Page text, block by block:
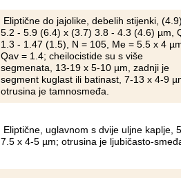
Eliptične do jajolike, debelih stijenki,
5.2 - 5.9 (6.4) x (3.7) 3.8 - 4.3 (4.6) µm,
1.3 - 1.47 (1.5), N = 105, Me = 5.5 x 4
Qav = 1.4; cheilocistide su s više
segmenata, 13-19 x 5-10 µm, zadnji je
segment kuglast ili batinast, 7-13 x 4-9
otrusina je tamnosmeđa.
Eliptične, uglavnom s dvije uljne kaplje,
7.5 x 4-5 µm; otrusina je ljubičasto-